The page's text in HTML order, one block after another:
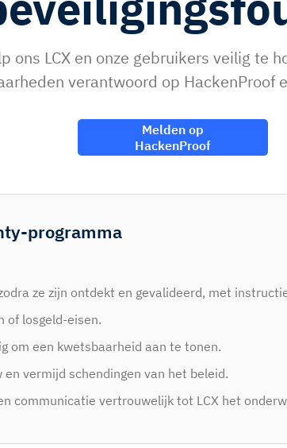
ons LCX en onze gebruikers veilig te
verantwoord op HackenProof
Melden op
HackenProof
programma
ze zijn ontdekt en gevalideerd, met
of losgeld-eisen.
om een kwetsbaarheid aan te tonen.
vermijd schendingen van het beleid.
communicatie vertrouwelijk tot LCX het